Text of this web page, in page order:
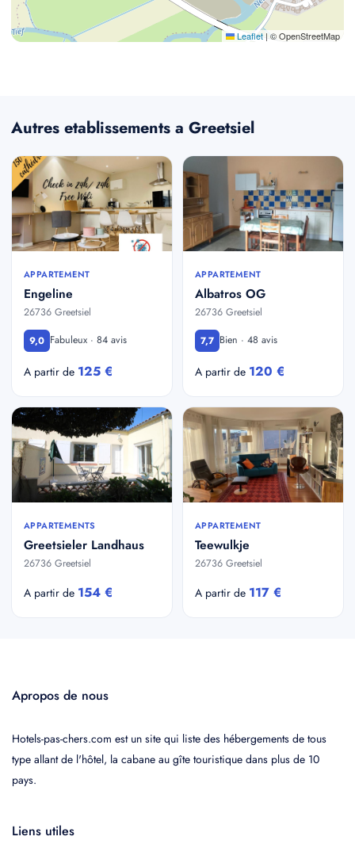
Leaflet | © OpenStreetMap
Autres etablissements a Greetsiel
APPARTEMENT
Engeline
26736 Greetsiel
9,0 Fabuleux · 84 avis
A partir de 125 €
APPARTEMENT
Albatros OG
26736 Greetsiel
7,7 Bien · 48 avis
A partir de 120 €
APPARTEMENTS
Greetsieler Landhaus
26736 Greetsiel
A partir de 154 €
APPARTEMENT
Teewulkje
26736 Greetsiel
A partir de 117 €
Apropos de nous
Hotels-pas-chers.com est un site qui liste des hébergements de tous
type allant de l'hôtel, la cabane au gîte touristique dans plus de 10
pays.
Liens utiles